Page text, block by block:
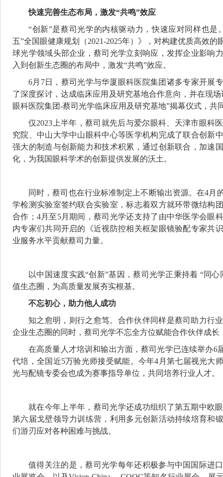
快速完善生态布局，激发“共鸣”效应
“创新”是蔡司光学的内核驱动力，快速应对同样也是
五”全国眼健康规划（2021-2025年）》，对构建优质高效
球光学领域头部企业，蔡司光学立刻响应，发挥企业影响
入到创新生态圈的布局中，激发“共鸣”效应。
6月7日，蔡司光学与华厦眼科医院集团诸多专家开展
了深度探讨，达成临床应用及研究基地合作意向，并在现
眼科医院集团-蔡司光学临床应用及研究基地”揭幕仪式，共
仅2023上半年，蔡司就先后与爱尔眼科、天津市眼科
究院、中山大学中山眼科中心等医学机构完成了联合创新
强大的制造与创新能力和技术积累，通过创新联合，加速
化，为我国眼科学术的创新提供发展的沃土。
同时，蔡司也在行业标准制定上不断输出资源。在4月
学检测实验室签约联合实验室，标志着双方就环带微结构
合作；4月至5月期间，蔡司光学还支持了由中华医学会眼
内专家们共同开启的《近视防控相关框架眼镜验配专家共
业服务水平贡献蔡司力量。
以中国速度实践“创新”基因，蔡司光学正秉持着 “同
值生态圈，为高质量发展夯实根基。
不忘初心，助力他人成功
知之愈明，则行之愈笃。合作伙伴同样是蔡司助力行
企业生态圈的同时，蔡司光学不忘全方位赋能合作伙伴成长
在高质量人才培训和输出方面，蔡司光学已连续举办6
代培，全国近5万验光师接受赋能。今年4月第七届视光大
光与配镜专委会也成为赛事指导单位，共同培养行业人才。
就在今年上半年，蔡司光学还成功组织了第五期中欧
第六届戈壁领导力训练营，利用多元创新活动持续培育和
们游刃应对各种困难与挑战。
值得关注的是，蔡司光学每年还积极参与中国国际进